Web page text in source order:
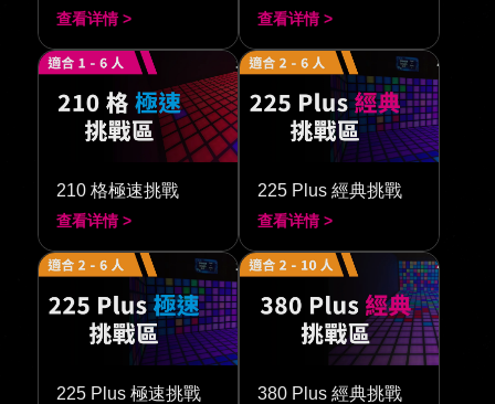
查看详情 > 查看详情 >
210 格極速挑戰
查看详情 >
225 Plus 經典挑戰
查看详情 >
225 Plus 極速挑戰 380 Plus 經典挑戰